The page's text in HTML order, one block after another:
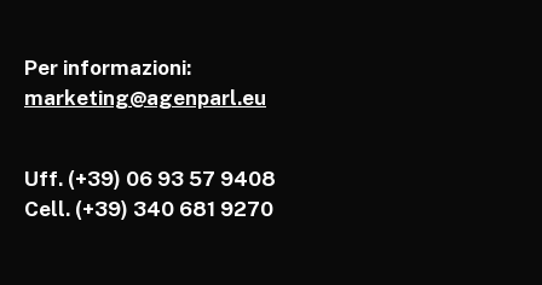
Per informazioni:
marketing@agenparl.eu
Uff. (+39) 06 93 57 9408
Cell. (+39) 340 681 9270